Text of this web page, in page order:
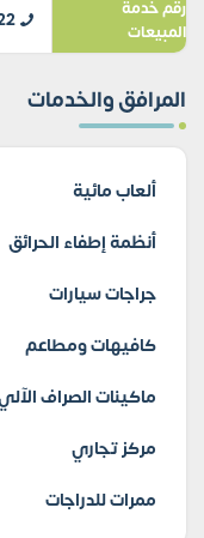
رقم خدمة
المبيعات
المرافق والخدمات
ألعاب مائية
أنظمة إطفاء الحرائق
جراجات سيارات
كافيهات ومطاعم
ماكينات الصراف
مركز تجاري
ممرات للدراجات